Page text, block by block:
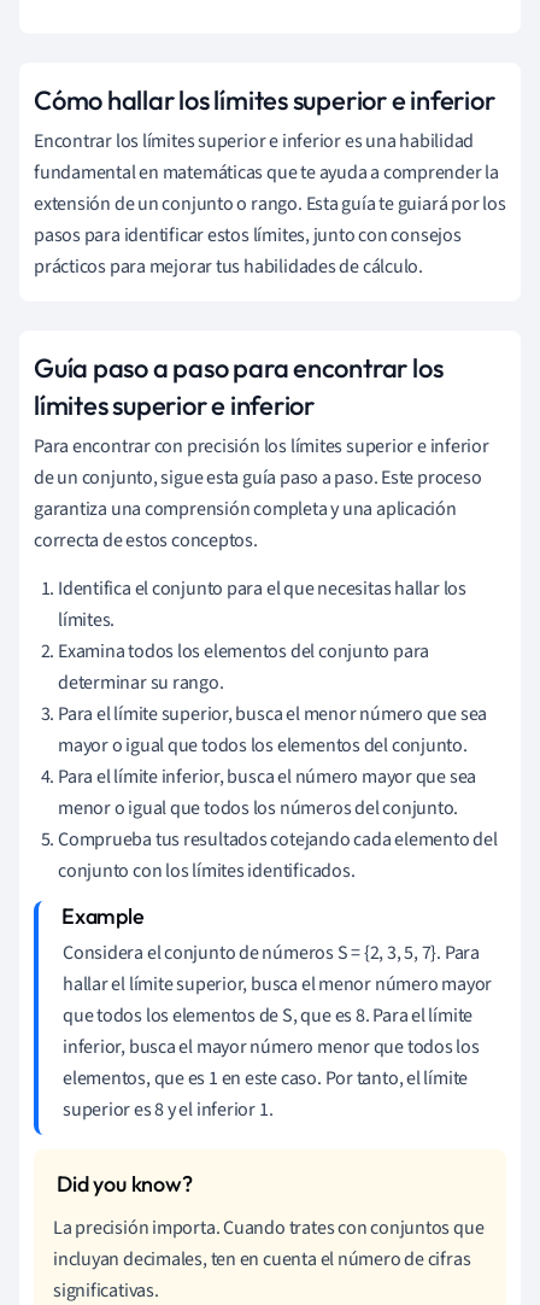
Cómo hallar los límites superior e inferior
Encontrar los límites superior e inferior es una habilidad
fundamental en matemáticas que te ayuda a comprender la
extensión de un conjunto o rango. Esta guía te guiará por los
pasos para identificar estos límites, junto con consejos
prácticos para mejorar tus habilidades de cálculo.
Guía paso a paso para encontrar los
límites superior e inferior
Para encontrar con precisión los límites superior e inferior
de un conjunto, sigue esta guía paso a paso. Este proceso
garantiza una comprensión completa y una aplicación
correcta de estos conceptos.
Identifica el conjunto para el que necesitas hallar los
límites.
Examina todos los elementos del conjunto para
determinar su rango.
Para el límite superior, busca el menor número que sea
mayor o igual que todos los elementos del conjunto.
Para el límite inferior, busca el número mayor que sea
menor o igual que todos los números del conjunto.
Comprueba tus resultados cotejando cada elemento del
conjunto con los límites identificados.
Considera el conjunto de números S = {2, 3, 5, 7}. Para
hallar el límite superior, busca el menor número mayor
que todos los elementos de S, que es 8. Para el límite
inferior, busca el mayor número menor que todos los
elementos, que es 1 en este caso. Por tanto, el límite
superior es 8 y el inferior 1.
La precisión importa. Cuando trates con conjuntos que
incluyan decimales, ten en cuenta el número de cifras
significativas.